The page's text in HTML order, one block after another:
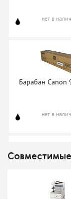
нет в
нет в
нет в
Барабан Canon
нет в
EXV11